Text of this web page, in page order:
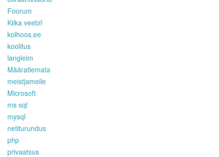
Foorum
Kiika veebi!
kolhoos.ee
koolitus
langleim
Määratlemata
meistjameile
Microsoft
ms sql
mysql
netiturundus
php
privaatsus